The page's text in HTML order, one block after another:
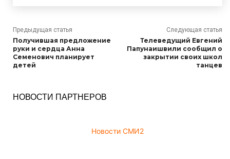
Предыдущая статья
Получившая предложение
руки и сердца Анна
Семенович планирует
детей
Следующая статья
Телеведущий Евгений
Папунаишвили сообщил о
закрытии своих школ
танцев
НОВОСТИ ПАРТНЕРОВ
Новости СМИ2